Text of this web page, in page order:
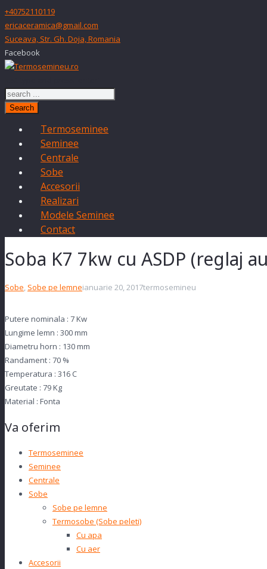
+40752110119
ericaceramica@gmail.com
Suceava, Str. Gh. Doja, Romania
Facebook
Search
Termoseminee
Seminee
Centrale
Sobe
Accesorii
Realizari
Modele Seminee
Contact
Soba K7 7kw cu ASDP (reglaj
Sobe, Sobe pe lemneianuarie 20, 2017termosemineu
Putere nominala : 7 Kw
Lungime lemn : 300 mm
Diametru horn : 130 mm
Randament : 70 %
Temperatura : 316 C
Greutate : 79 Kg
Material : Fonta
Va oferim
Termoseminee
Seminee
Centrale
Sobe
Sobe pe lemne
Termosobe (Sobe peleti)
Cu apa
Cu aer
Accesorii